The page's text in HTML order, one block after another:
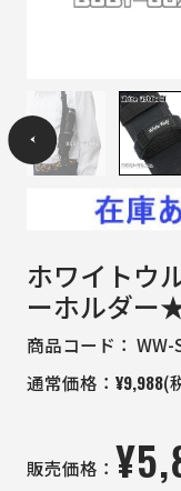
ホワイト
ーホルダー
商品コード： WW-
通常価格： ¥9,988(
販売価格： ¥